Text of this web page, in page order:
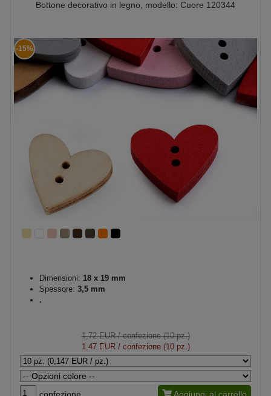
Bottone decorativo in legno, modello: Cuore 120344
-15%
Dimensioni: 18 x 19 mm
Spessore: 3,5 mm
.
1,72 EUR/ confezione (10 pz.)
1,47 EUR/ confezione (10 pz.)